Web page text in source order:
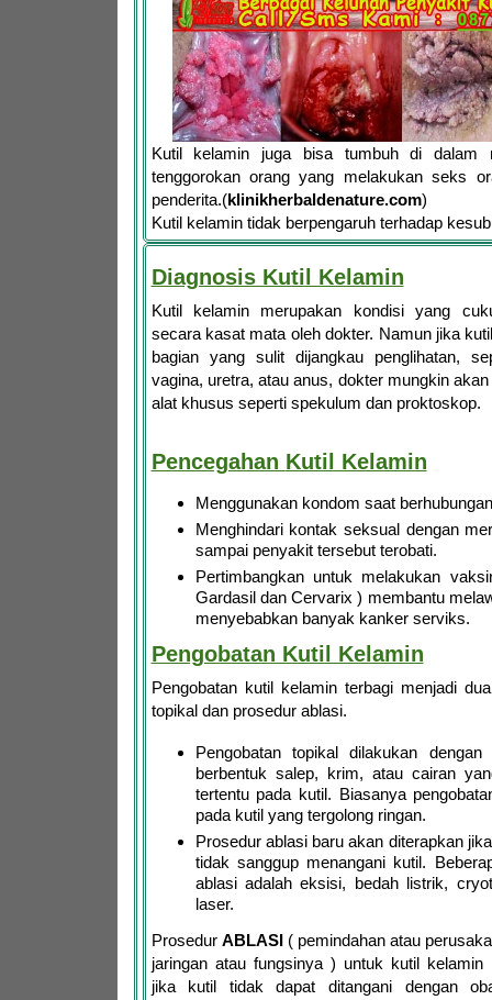
Kutil kelamin juga bisa tumbuh di dalam
tenggorokan orang yang melakukan seks
penderita.(klinikherbaldenature.com)
Kutil kelamin tidak berpengaruh terhadap
Diagnosis Kutil Kelamin
Kutil kelamin merupakan kondisi yang
secara kasat mata oleh dokter. Namun jika
bagian yang sulit dijangkau penglihatan,
vagina, uretra, atau anus, dokter mungkin
alat khusus seperti spekulum dan proktoskop.
Pencegahan Kutil Kelamin
Menggunakan kondom saat
Menghindari kontak seksual dengan
sampai penyakit tersebut terobati.
Pertimbangkan untuk melakukan
Gardasil dan Cervarix ) membantu
menyebabkan banyak kanker serviks.
Pengobatan Kutil Kelamin
Pengobatan kutil kelamin terbagi menjadi
topikal dan prosedur ablasi.
Pengobatan topikal dilakukan dengan
berbentuk salep, krim, atau cairan
tertentu pada kutil. Biasanya
pada kutil yang tergolong ringan.
Prosedur ablasi baru akan diterapkan
tidak sanggup menangani kutil.
ablasi adalah eksisi, bedah listrik,
laser.
Prosedur ABLASI( pemindahan atau
jaringan atau fungsinya ) untuk kutil kelamin
jika kutil tidak dapat ditangani dengan